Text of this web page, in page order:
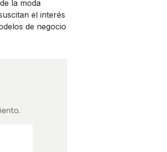
la moda
el interés
de negocio